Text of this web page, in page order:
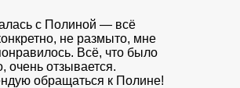
с Полиной — всё
не размыто, мне
Всё, что было
очень отзывается.
обращаться к Полине!